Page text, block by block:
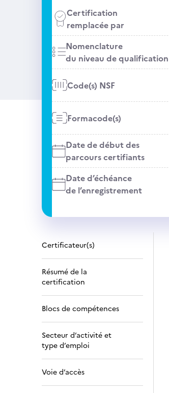
Certification
remplacée par
Nomenclature
du niveau de qualification
Code(s) NSF
Formacode(s)
Date de début des
parcours certifiants
Date d’échéance
de l’enregistrement
Certificateur(s)
Résumé de la
certification
Blocs de compétences
Secteur d’activité et
type d’emploi
Voie d’accès